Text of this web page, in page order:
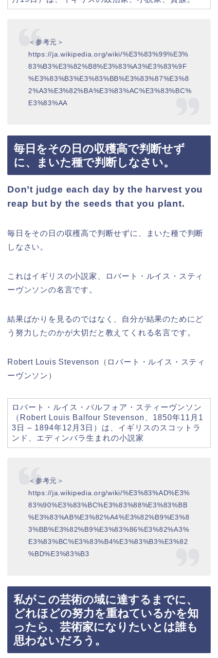
＜参考元＞
https://ja.wikipedia.org/wiki/%E3%83%99%E3%
83%B3%E3%82%B8%E3%83%A3%E3%83%9F
%E3%83%B3%E3%83%BB%E3%83%87%E3%8
2%A3%E3%82%BA%E3%83%AC%E3%83%BC%
E3%83%AA
毎日をその日の収穫高で判断せず
に、まいた種で判断しなさい。
Don’t judge each day by the harvest you
reap but by the seeds that you plant.
毎日をその日の収穫高で判断せずに、まいた種で判断
しなさい。
これはイギリスの小説家、ロバート・ルイス・スティ
ーヴンソンの名言です。
結果ばかりを見るのではなく、自分が結果のためにど
う努力したのかが大切だと教えてくれる名言です。
Robert Louis Stevenson（ロバート・ルイス・スティ
ーヴンソン）
ロバート・ルイス・バルフォア・スティーヴンソン
（Robert Louis Balfour Stevenson、1850年11月1
3日 – 1894年12月3日）は、イギリスのスコットラ
ンド、エディンバラ生まれの小説家
＜参考元＞
https://ja.wikipedia.org/wiki/%E3%83%AD%E3%
83%90%E3%83%BC%E3%83%88%E3%83%BB
%E3%83%AB%E3%82%A4%E3%82%B9%E3%8
3%BB%E3%82%B9%E3%83%86%E3%82%A3%
E3%83%BC%E3%83%B4%E3%83%B3%E3%82
%BD%E3%83%B3
私がこの芸術の域に達するまでに、
どれほどの努力を重ねているかを知
ったら、芸術家になりたいとは誰も
思わないだろう。